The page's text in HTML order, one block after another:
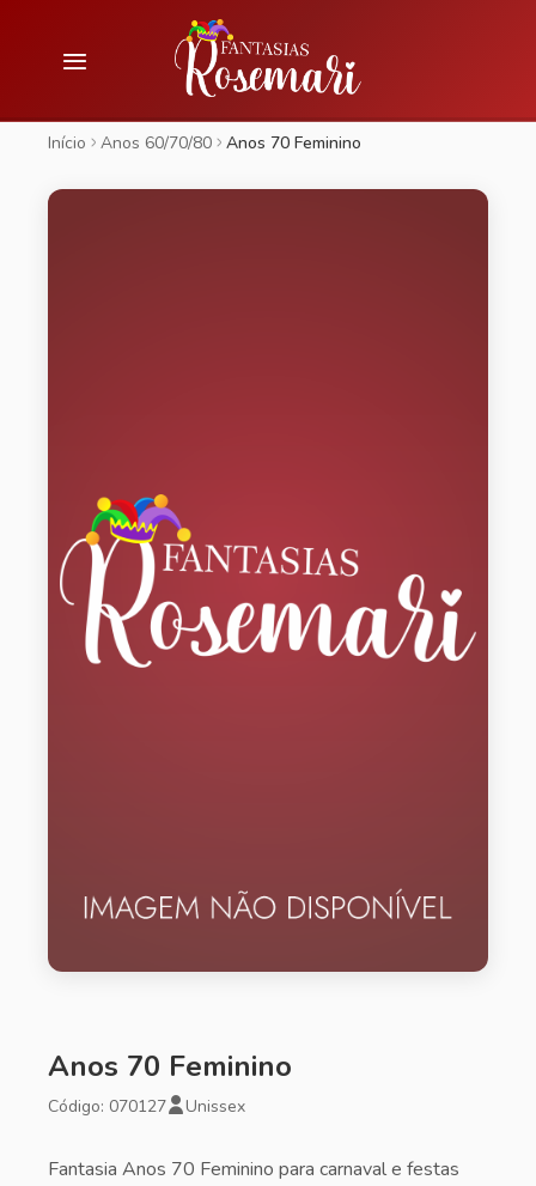
Início Anos 60/70/80 Anos 70 Feminino
Anos 70 Feminino
Código: 070127 Unissex
Fantasia Anos 70 Feminino para carnaval e festas